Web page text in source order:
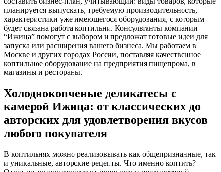
планируется выпускать, требуемую производительность,
характеристики уже имеющегося оборудования, с которым
будет связана работа коптильни. Консультанты компании
“Ижица” помогут с выбором и предложат готовые идеи для
запуска или расширения вашего бизнеса. Мы работаем в
Москве и других городах России, поставляя качественное
коптильное оборудование на предприятия пищепрома, в
магазины и рестораны.
Холоднокопченые деликатесы с
камерой Ижица: от классических до
авторских для удовлетворения вкусов
любого покупателя
В коптильнях можно реализовывать как общепризнанные, так
и уникальные, авторские рецепты. Что именно коптить?